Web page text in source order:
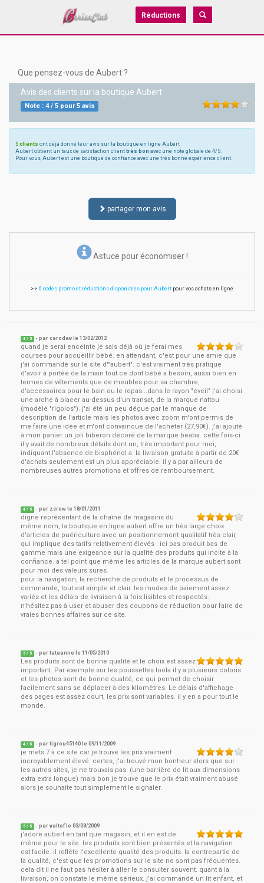
Réductions
Que pensez-vous de Aubert ?
Avis des clients sur la boutique Aubert
Note : 4/ 5pour5avis
5 clients ont déjà donné leur avis sur la boutique en ligne Aubert
Aubert obtient un taux de satisfaction client très bon avec une note globale de 4/5.
Pour vous, Aubert est une boutique de confiance avec une très bonne expérience client.
partager mon avis
Astuce pour économiser !
>> 6 codes promo et réductions disponibles pour Aubert pour vos achats en ligne
4 / 5 - parcarodav le13/02/2012
quand je serai enceinte je sais déjà où je ferai mes
courses pour accueillir bébé. en attendant, c'est pour une amie que
j'ai commandé sur le site d'"aubert". c'est vraiment très pratique
d'avoir à portée de la main tout ce dont bébé a besoin, aussi bien en
termes de vêtements que de meubles pour sa chambre,
d'accessoires pour le bain ou le repas...dans le rayon "éveil" j'ai choisi
une arche à placer au-dessus d'un transat, de la marque nattou
(modèle "rigolos"). j'ai été un peu déçue par le manque de
description de l'article mais les photos avec zoom m'ont permis de
me faire une idée et m'ont convaincue de l'acheter (27,90€). j'ai ajouté
à mon panier un joli biberon décoré de la marque beaba. cette fois-ci
il y avait de nombreux détails dont un, très important pour moi,
indiquant l'absence de bisphénol a. la livraison gratuite à partir de 20€
d'achats seulement est un plus appréciable. il y a par ailleurs de
nombreuses autres promotions et offres de remboursement.
4 / 5 - par zcrew le18/01/2011
digne représentant de la chaîne de magasins du
même nom, la boutique en ligne aubert offre un très large choix
d'articles de puériculture avec un positionnement qualitatif très clair,
qui implique des tarifs relativement élevés : ici pas produit bas de
gamme mais une exigeance sur la qualité des produits qui incite à la
confiance. a tel point que même les articles de la marque aubert sont
pour moi des valeurs sures.
pour la navigation, la recherche de produits et le processus de
commande, tout est simple et clair. les modes de paiement assez
variés et les délais de livraison à la fois lisibles et respectés.
n'hésitez pas à user et abuser des coupons de réduction pour faire de
vraies bonnes affaires sur ce site.
5 / 5 - partataanne le11/05/2010
Les produits sont de bonne qualité et le choix est assez
important. Par exemple sur les poussettes loola il y a plusieurs coloris
et les photos sont de bonne qualité, ce qui permet de choisir
facilement sans se déplacer à des kilomètres. Le délais d'affichage
des pages est assez court, les prix sont variables. il y en a pour tout le
monde.
4 / 5 - partigrou45140 le09/11/2009
je mets 7 à ce site car je trouve les prix vraiment
incroyablement élevé. certes, j'ai trouvé mon bonheur alors que sur
les autres sites, je ne trouvais pas. (une barrière de lit aux dimensions
extra extra longue) mais bon je trouve que le prix était vraiment abusé
alors je souhaite tout simplement le signaler.
5 / 5 - parvaltofle03/08/2009
j'adore aubert en tant que magasin, et il en est de
même pour le site. les produits sont bien présentés et la navigation
est facile. il reflète l'excellente qualité des produits. la contrepartie de
la qualité, c'est que les promotions sur le site ne sont pas fréquentes.
cela dit il ne faut pas hésiter à aller le consulter souvent. quant à la
livraison, on constate le même sérieux. j'ai commandé un lit enfant, et